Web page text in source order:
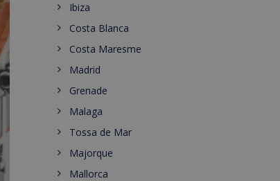
Ibiza
Costa Blanca
Costa Maresme
Madrid
Grenade
Malaga
Tossa de Mar
Majorque
Mallorca